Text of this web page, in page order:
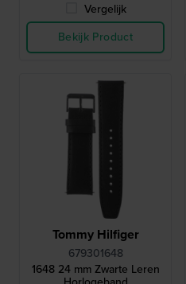
Vergelijk
Bekijk Product
Tommy Hilfiger
679301648
1648 24 mm Zwarte Leren